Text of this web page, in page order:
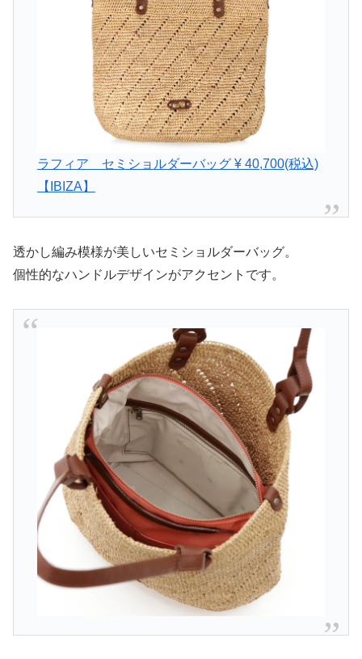
ラフィア セミショルダーバッグ ¥ 40,700(税込)
【IBIZA】
透かし編み模様が美しいセミショルダーバッグ。
個性的なハンドルデザインがアクセントです。